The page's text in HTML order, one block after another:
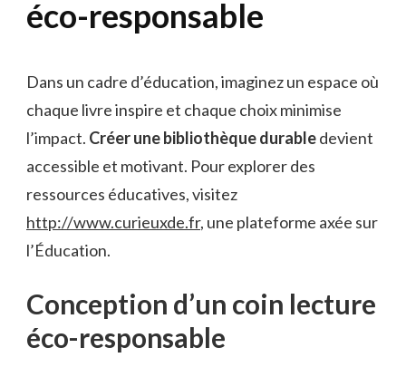
éco-responsable
Dans un cadre d’éducation, imaginez un espace où
chaque livre inspire et chaque choix minimise
l’impact. Créer une bibliothèque durabledevient
accessible et motivant. Pour explorer des
ressources éducatives, visitez
http://www.curieuxde.fr, une plateforme axée sur
l’Éducation.
Conception d’un coin lecture
éco-responsable